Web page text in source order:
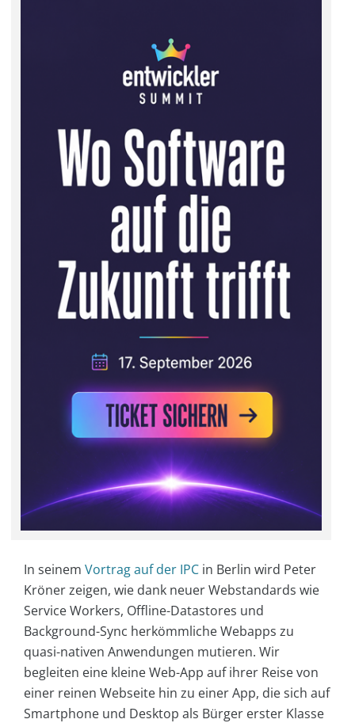
In seinem Vortrag auf der IPC in Berlin wird Peter
Kröner zeigen, wie dank neuer Webstandards wie
Service Workers, Offline-Datastores und
Background-Sync herkömmliche Webapps zu
quasi-nativen Anwendungen mutieren. Wir
begleiten eine kleine Web-App auf ihrer Reise von
einer reinen Webseite hin zu einer App, die sich auf
Smartphone und Desktop als Bürger erster Klasse